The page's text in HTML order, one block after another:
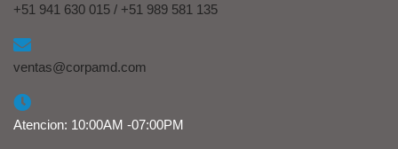
+51 941 630 015 / +51 989 581 135
ventas@corpamd.com
Atencion: 10:00AM -07:00PM